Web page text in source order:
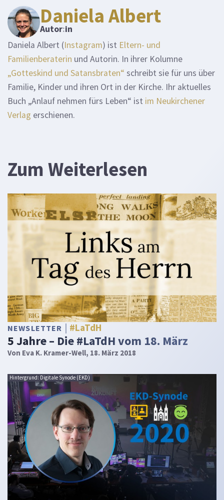
Daniela Albert
Autor:in
Daniela Albert (Instagram) ist Eltern- und
Familienberaterin und Autorin. In ihrer Kolumne
„Gotteskind und Satansbraten“ schreibt sie für uns über
Familie, Kinder und ihren Ort in der Kirche. Ihr aktuelles
Buch „Anlauf nehmen fürs Leben“ ist im Neukirchener
Verlag erschienen.
Zum Weiterlesen
NEWSLETTER #LaTdH
5 Jahre – Die #LaTdH vom 18. März
Von Eva K. Kramer-Well, 18. März 2018
Hintergrund: Digitale Synode (EKD)